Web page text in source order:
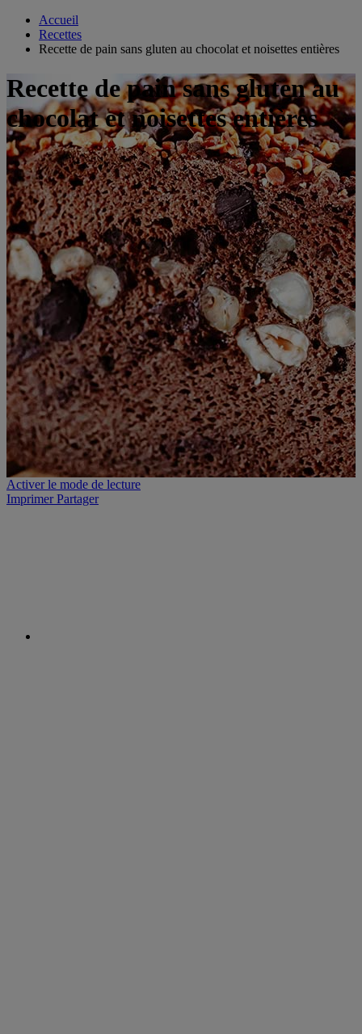
Accueil
Recettes
Recette de pain sans gluten au chocolat et noisettes entières
Recette de pain sans gluten au
chocolat et noisettes entières
Activer le mode de lecture
Imprimer Partager